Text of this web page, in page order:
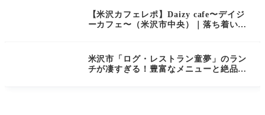
【米沢カフェレポ】Daizy cafe〜デイジ
ーカフェ〜（米沢市中央）｜落ち着いた
米沢市「ログ・レストラン童夢」のラン
チが凄すぎる！豊富なメニューと絶品洋